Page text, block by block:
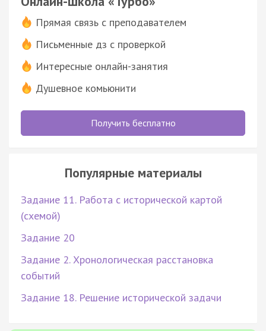
Прямая связь с преподавателем
Письменные дз с проверкой
Интересные онлайн-занятия
Душевное комьюнити
Получить бесплатно
Популярные материалы
Задание 11. Работа с исторической картой
(схемой)
Задание 20
Задание 2. Хронологическая расстановка
событий
Задание 18. Решение исторической задачи